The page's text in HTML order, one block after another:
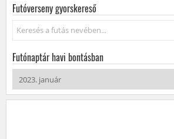
Futóverseny gyorskereső
Keresés...
Futónaptár havi bontásban